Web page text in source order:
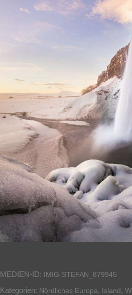
MEDIEN-ID: IMIG-STEFAN_879945
Kategorien: Nördliches Europa, Island,